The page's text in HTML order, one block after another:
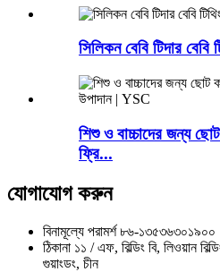
সিলিকন বেবি টিদার
শিশু ও বাচ্চাদের জন্য
ফ্রি...
যোগাযোগ করুন
বিনামূল্যে পরামর্শ ৮৬-১৩৫৩৬৩০১৯০০
ঠিকানা ১১ / এফ, বিল্ডিং বি, লিওয়ান
গুয়াংডং, চীন